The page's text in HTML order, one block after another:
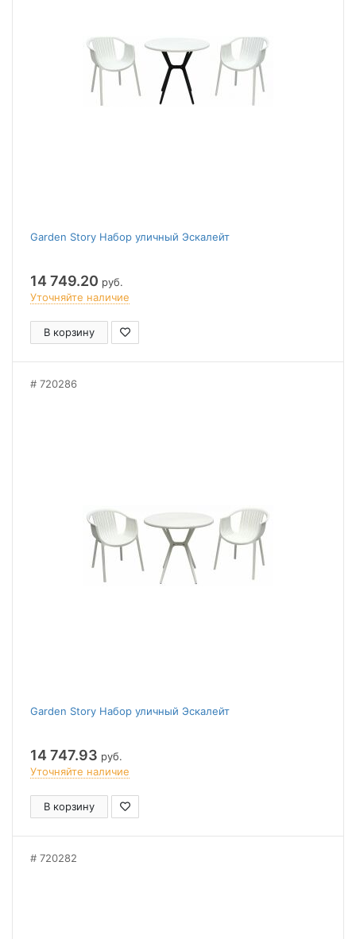
Garden Story Набор уличный Эскалейт
14 749.20 руб.
Уточняйте наличие
В корзину
720286
Garden Story Набор уличный Эскалейт
14 747.93 руб.
Уточняйте наличие
В корзину
720282